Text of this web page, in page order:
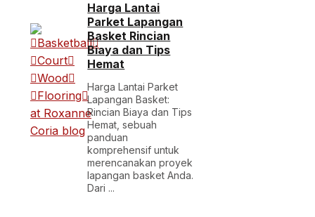
Harga Lantai
Parket Lapangan
Basket Rincian
Biaya dan Tips
Hemat
Harga Lantai Parket
Lapangan Basket:
Rincian Biaya dan Tips
Hemat, sebuah
panduan
komprehensif untuk
merencanakan proyek
lapangan basket Anda.
Dari ...